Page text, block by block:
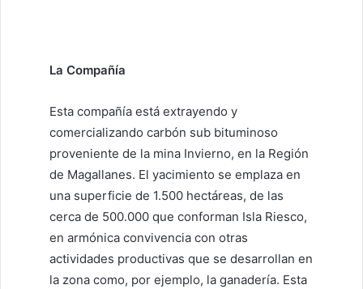
La Compañía
Esta compañía está extrayendo y
comercializando carbón sub bituminoso
proveniente de la mina Invierno, en la Región
de Magallanes. El yacimiento se emplaza en
una superficie de 1.500 hectáreas, de las
cerca de 500.000 que conforman Isla Riesco,
en armónica convivencia con otras
actividades productivas que se desarrollan en
la zona como, por ejemplo, la ganadería. Esta